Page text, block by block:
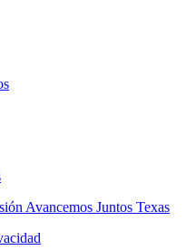
Avancemos Juntos Texas